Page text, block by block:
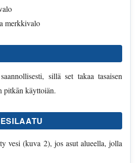
merkkivalo
sillä set takaa tasaisen
pitkān käyttoiän.
vesi (kuva 2), jos asut alueella, jolla